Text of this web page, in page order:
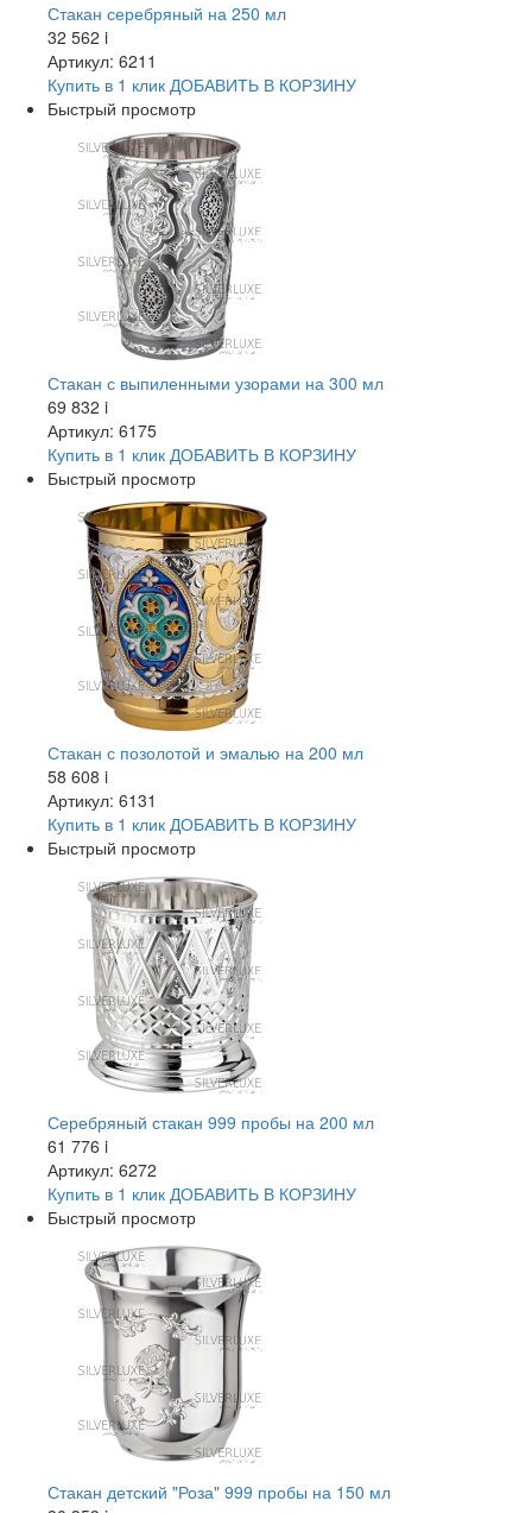
Стакан серебряный на 250 мл
32 562 i
Артикул: 6211
Купить в 1 клик ДОБАВИТЬ В КОРЗИНУ
Быстрый просмотр
Стакан с выпиленными узорами на 300 мл
69 832 i
Артикул: 6175
Купить в 1 клик ДОБАВИТЬ В КОРЗИНУ
Быстрый просмотр
Стакан с позолотой и эмалью на 200 мл
58 608 i
Артикул: 6131
Купить в 1 клик ДОБАВИТЬ В КОРЗИНУ
Быстрый просмотр
Серебряный стакан 999 пробы на 200 мл
61 776 i
Артикул: 6272
Купить в 1 клик ДОБАВИТЬ В КОРЗИНУ
Быстрый просмотр
Стакан детский "Роза" 999 пробы на 150 мл